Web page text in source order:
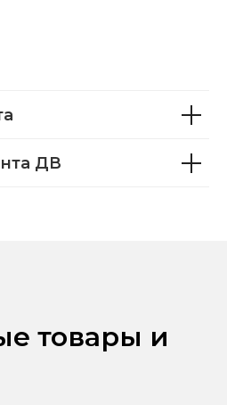
ДВ
товары и